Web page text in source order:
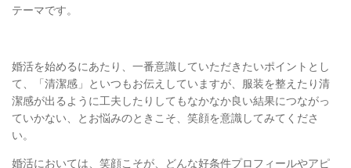
テーマです。
婚活を始めるにあたり、一番意識していただきたいポイントとし
て、「清潔感」といつもお伝えしていますが、服装を整えたり清
潔感が出るように工夫したりしてもなかなか良い結果につながっ
ていかない、とお悩みのときこそ、笑顔を意識してみてくださ
い。
婚活においては、笑顔こそが、どんな好条件プロフィールやアピ